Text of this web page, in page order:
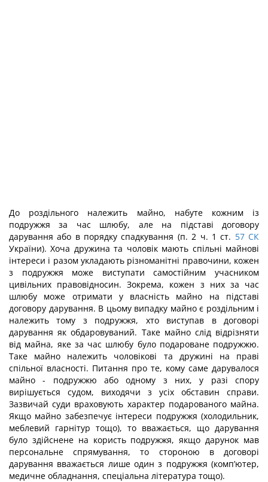
До роздільного належить майно, набуте кожним із
подружжя за час шлюбу, але на підставі договору
дарування або в порядку спадкування (п. 2 ч. 1 ст. 57 СК
України). Хоча дружина та чоловік мають спільні майнові
інтереси і разом укладають різноманітні правочини, кожен
з подружжя може виступати самостійним учасником
цивільних правовідносин. Зокрема, кожен з них за час
шлюбу може отримати у власність майно на підставі
договору дарування. В цьому випадку майно є роздільним і
належить тому з подружжя, хто виступав в договорі
дарування як обдаровуваний. Таке майно слід відрізняти
від майна, яке за час шлюбу було подароване подружжю.
Таке майно належить чоловікові та дружині на праві
спільної власності. Питання про те, кому саме дарувалося
майно - подружжю або одному з них, у разі спору
вирішується судом, виходячи з усіх обставин справи.
Зазвичай суди враховують характер подарованого майна.
Якщо майно забезпечує інтереси подружжя (холодильник,
меблевий гарнітур тощо), то вважається, що дарування
було здійснене на користь подружжя, якщо дарунок мав
персональне спрямування, то стороною в договорі
дарування вважається лише один з подружжя (комп’ютер,
медичне обладнання, спеціальна література тощо).